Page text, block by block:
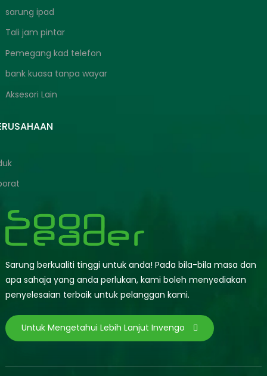
sarung ipad
Tali jam pintar
Pemegang kad telefon
bank kuasa tanpa wayar
Aksesori Lain
Sarung berkualiti tinggi untuk anda! Pada bila-bila masa dan
apa sahaja yang anda perlukan, kami boleh menyediakan
penyelesaian terbaik untuk pelanggan kami.
Untuk Mengetahui Lebih Lanjut Invengo